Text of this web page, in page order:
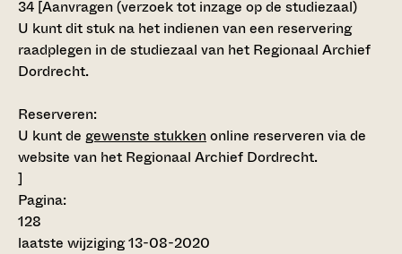
34 [Aanvragen (verzoek tot inzage op de studiezaal)
U kunt dit stuk na het indienen van een reservering
raadplegen in de studiezaal van het Regionaal Archief
Dordrecht.
Reserveren:
U kunt de gewenste stukkenonline reserveren via de
website van het Regionaal Archief Dordrecht.
]
Pagina:
128
laatste wijziging 13-08-2020